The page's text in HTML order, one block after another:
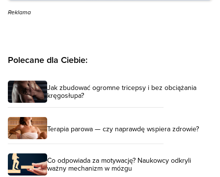
Reklama
Polecane dla Ciebie:
Jak zbudować ogromne tricepsy i bez obciążania
kręgosłupa?
Terapia parowa — czy naprawdę wspiera zdrowie?
Co odpowiada za motywację? Naukowcy odkryli
ważny mechanizm w mózgu